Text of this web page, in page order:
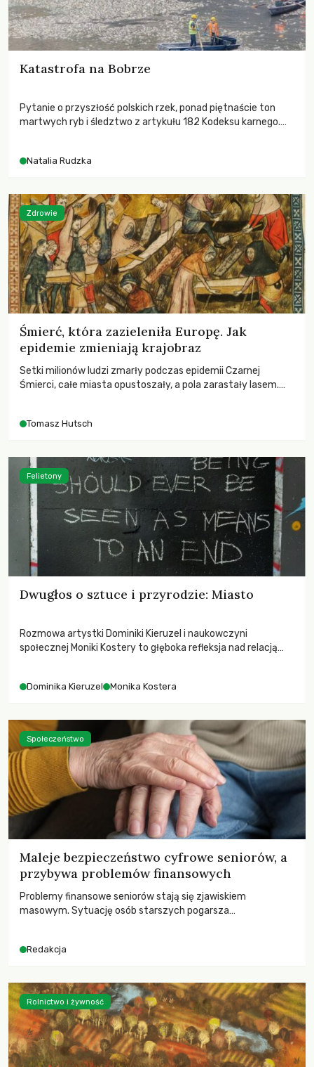
Katastrofa na Bobrze
Pytanie o przyszłość polskich rzek, ponad piętnaście ton
martwych ryb i śledztwo z artykułu 182 Kodeksu karnego.
zdarzeń prowadzących do biologicznej śmierci rzeki.
Natalia Rudzka
Śmierć, która zazieleniła Europę. Jak
epidemie zmieniają krajobraz
Setki milionów ludzi zmarły podczas epidemii Czarnej
Śmierci, całe miasta opustoszały, a pola zarastały lasem.
największych katastrof w swoich dziejach.
Tomasz Hutsch
Zdrowie
Dwugłos o sztuce i przyrodzie: Miasto
Rozmowa artystki Dominiki Kieruzel i naukowczyni
społecznej Moniki Kostery to głęboka refleksja nad relacją
Dominika Kieruzel Monika Kostera
Felietony
Maleje bezpieczeństwo cyfrowe seniorów, a
przybywa problemów finansowych
Problemy finansowe seniorów stają się zjawiskiem
masowym. Sytuację osób starszych pogarsza
Redakcja
Społeczeństwo
Rolnictwo i żywność